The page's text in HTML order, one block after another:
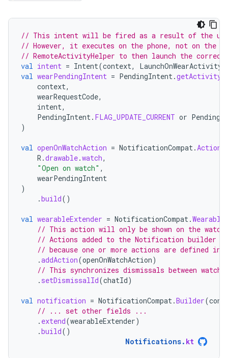
// This intent will be fired as a result of the
// However, it executes on the phone, not on the
// RemoteActivityHelper to then launch the
val intent = Intent(context, LaunchOnWearActivity
val wearPendingIntent = PendingIntent.getActivity
context,
wearRequestCode,
intent,
PendingIntent. FLAG_UPDATE_CURRENT or
)
val openOnWatchAction = NotificationCompat.Action
R .drawable.watch,
"Open on watch" ,
wearPendingIntent
)
.build()
val wearableExtender = NotificationCompat.
// This action will only be shown on the
// Actions added to the Notification builder
// because one or more actions are defined in
.addAction(openOnWatchAction)
// This synchronizes dismissals between watch
. setDismissalId(chatId)
val notification = NotificationCompat.Builder(
// ... set other fields ...
. extend(wearableExtender)
.build()
Notifications. kt